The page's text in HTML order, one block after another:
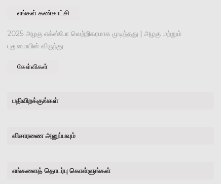
எங்கள் கண்காட்சி
2025 அழகு எக்ஸ்போ வெற்றிகரமாக முடிந்தது | அழகு மற்றும்
புதுமையின் விருந்து
கேள்விகள்
பதிவிறக்குங்கள்
விசாரணை அனுப்பவும்
எங்களைத் தொடர்பு கொள்ளுங்கள்